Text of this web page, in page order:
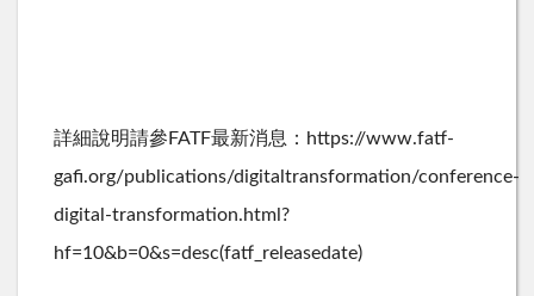
詳細說明請參FATF最新消息：https://www.fatf-
gafi.org/publications/digitaltransformation/conference-
digital-transformation.html?
hf=10&b=0&s=desc(fatf_releasedate)